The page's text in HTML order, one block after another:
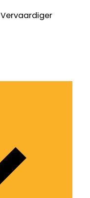
Vervaardiger